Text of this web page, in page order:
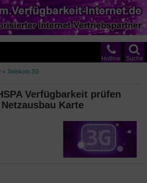
Suche
Hotline
» Telekom 3G
Verfügbarkeit prüfen
Karte